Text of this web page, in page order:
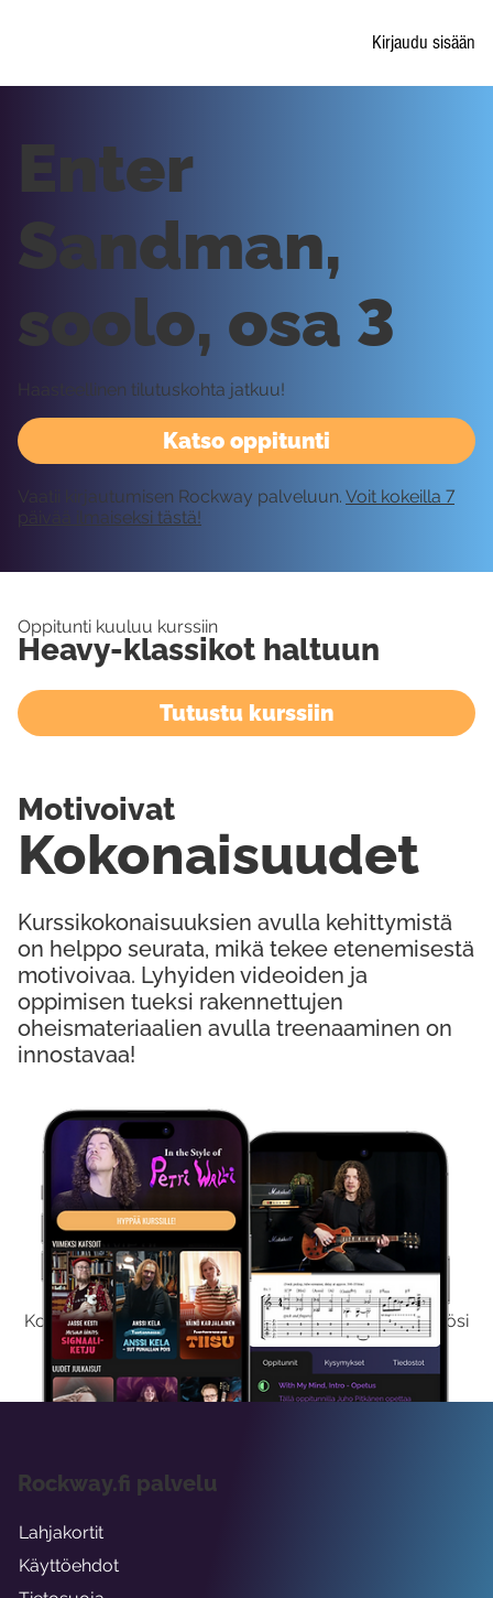
Kirjaudu sisään
Kokeile Ilmaiseksi
Kokeilemalla ilmaiseksi saat koko sisältömme käyttöösi
viikon ajaksi.
Katso oppitunti
Enter
Sandman,
soolo, osa 3
Haasteellinen tilutuskohta jatkuu!
Vaatii kirjautumisen Rockway palveluun. Voit kokeilla 7
päivää ilmaiseksi tästä!
Oppitunti kuuluu kurssiin
Heavy-klassikot haltuun
Tutustu kurssiin
Kurssikokonaisuuksien avulla kehittymistä
on helppo seurata, mikä tekee etenemisestä
motivoivaa. Lyhyiden videoiden ja
oppimisen tueksi rakennettujen
oheismateriaalien avulla treenaaminen on
innostavaa!
Kokonaisuudet
Motivoivat
Rockway.fi palvelu
Lahjakortit
Käyttöehdot